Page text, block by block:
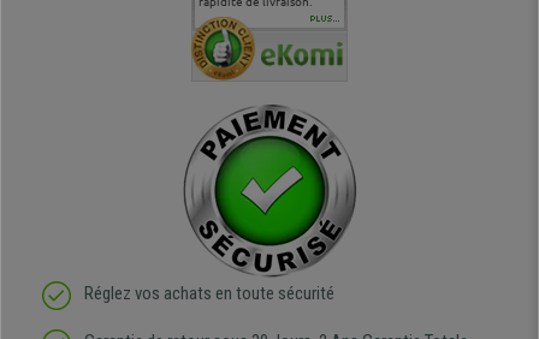
de l'aménagement et ne
regrette pas mon achat.
PLUS...
Réglez vos achats en toute sécurité